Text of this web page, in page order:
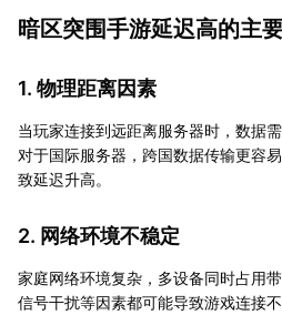
暗区突围手游延迟高的主
1. 物理距离因素
当玩家连接到远距离服务器时，数据
对于国际服务器，跨国数据传输更容
致延迟升高。
2. 网络环境不稳定
家庭网络环境复杂，多设备同时占用
信号干扰等因素都可能导致游戏连接